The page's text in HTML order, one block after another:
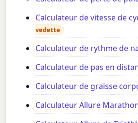
Calculateur de vitesse de
vedette
Calculateur de rythme de
Calculateur de pas en
Calculateur de graisse
Calculateur Allure